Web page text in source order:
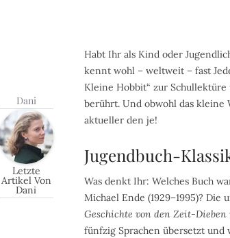
Dani
Letzte
Artikel Von
Dani
Habt Ihr als Kind oder
kennt wohl – weltweit – fast
Kleine Hobbit“ zur
berührt. Und obwohl das kleine
aktueller den je!
Jugendbuch-
Was denkt Ihr: Welches Buch
Michael Ende (1929–1995)?
Geschichte von den Zeit-Dieben
fünfzig Sprachen übersetzt und